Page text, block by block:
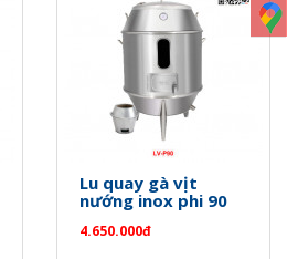
Lu quay gà vịt
nướng inox phi 90
4.650.000đ